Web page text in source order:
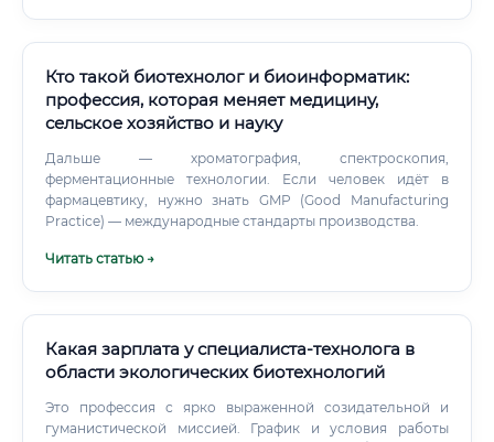
Кто такой биотехнолог и биоинформатик:
профессия, которая меняет медицину,
сельское хозяйство и науку
Дальше — хроматография, спектроскопия,
ферментационные технологии. Если человек идёт в
фармацевтику, нужно знать GMP (Good Manufacturing
Practice) — международные стандарты производства.
Читать статью →
Какая зарплата у специалиста-технолога в
области экологических биотехнологий
Это профессия с ярко выраженной созидательной и
гуманистической миссией. График и условия работы